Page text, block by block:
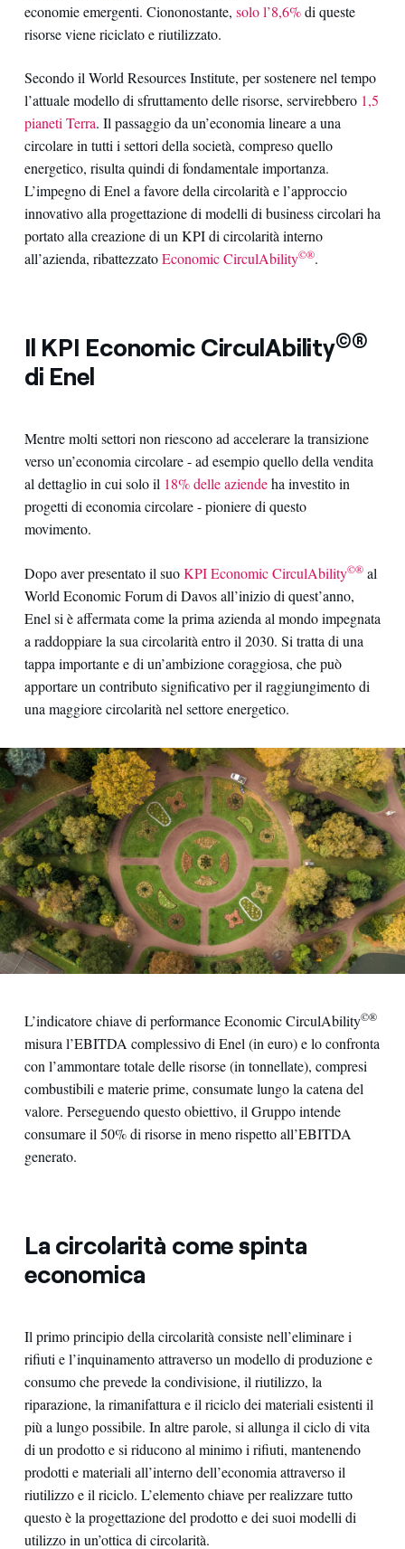
economie emergenti. Ciononostante, solo l’8,6%di queste
risorse viene riciclato e riutilizzato.
Secondo il World Resources Institute, per sostenere nel tempo
l’attuale modello di sfruttamento delle risorse, servirebbero 1,5
pianeti Terra. Il passaggio da un’economia lineare a una
circolare in tutti i settori della società, compreso quello
energetico, risulta quindi di fondamentale importanza.
L’impegno di Enel a favore della circolarità e l’approccio
innovativo alla progettazione di modelli di business circolari ha
portato alla creazione di un KPI di circolarità interno
all’azienda, ribattezzatoEconomic CirculAbility©®.
Il KPI Economic CirculAbility©®
di Enel
Mentre molti settori non riescono ad accelerare la transizione
verso un’economia circolare - ad esempio quello della vendita
al dettaglio in cui solo il 18% delle aziendeha investito in
progetti di economia circolare - pioniere di questo
movimento.
Dopo aver presentato il suoKPI Economic CirculAbility©®al
World Economic Forum di Davos all’inizio di quest’anno,
Enel si è affermata come la prima azienda al mondo impegnata
a raddoppiare la sua circolarità entro il 2030. Si tratta di una
tappa importante e di un’ambizione coraggiosa, che può
apportare un contributo significativo per il raggiungimento di
una maggiore circolarità nel settore energetico.
L’indicatore chiave di performance Economic CirculAbility©®
misura l’EBITDA complessivo di Enel (in euro) e lo confronta
con l’ammontare totale delle risorse (in tonnellate), compresi
combustibili e materie prime, consumate lungo la catena del
valore. Perseguendo questo obiettivo, il Gruppo intende
consumare il 50% di risorse in meno rispetto all’EBITDA
generato.
La circolarità come spinta
economica
Il primo principio della circolarità consiste nell’eliminare i
rifiuti e l’inquinamento attraverso un modello di produzione e
consumo che prevede la condivisione, il riutilizzo, la
riparazione, la rimanifattura e il riciclo dei materiali esistenti il
più a lungo possibile. In altre parole, si allunga il ciclo di vita
di un prodotto e si riducono al minimo i rifiuti, mantenendo
prodotti e materiali all’interno dell’economia attraverso il
riutilizzo e il riciclo. L’elemento chiave per realizzare tutto
questo è la progettazione del prodotto e dei suoi modelli di
utilizzo in un’ottica di circolarità.